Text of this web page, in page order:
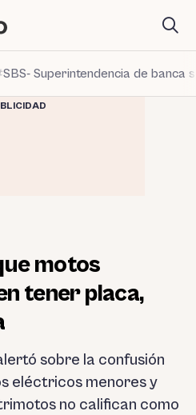
SBS- Superintendencia de banca
motos
tener placa,
sobre la confusión
eléctricos menores y
no califican como